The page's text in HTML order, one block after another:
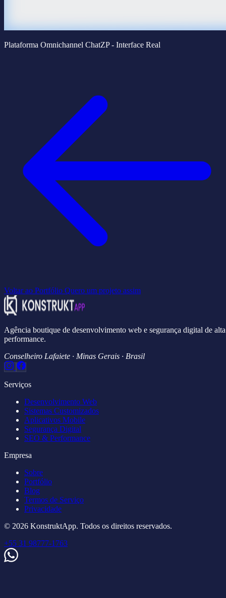
Plataforma Omnichannel ChatZP - Interface Real
Voltar ao Portfólio Quero um projeto assim
Agência boutique de desenvolvimento web e segurança digital de alta
performance.
Conselheiro Lafaiete · Minas Gerais · Brasil
Serviços
Desenvolvimento Web
Sistemas Customizados
Aplicativos Mobile
Segurança Digital
SEO & Performance
Empresa
Sobre
Portfólio
Blog
Termos de Serviço
Privacidade
© 2026 KonstruktApp. Todos os direitos reservados.
+55 31 98777-1763